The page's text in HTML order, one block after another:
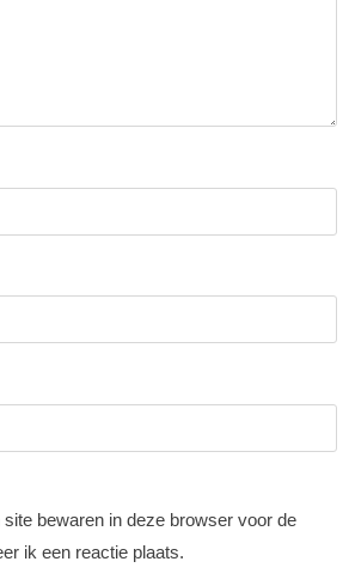
bewaren in deze browser voor de
ik een reactie plaats.